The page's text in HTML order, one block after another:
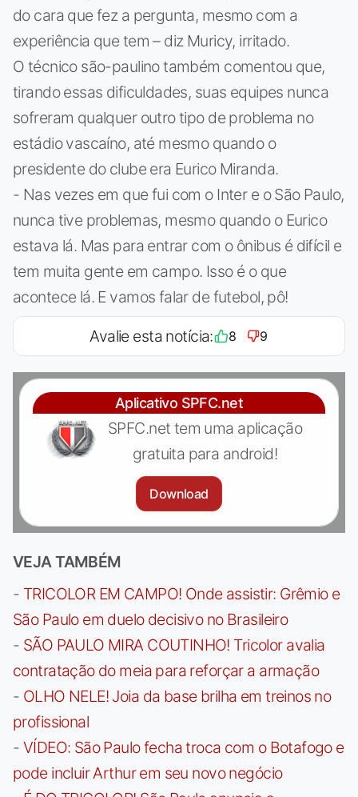
do cara que fez a pergunta, mesmo com a
experiência que tem – diz Muricy, irritado.
O técnico são-paulino também comentou que,
tirando essas dificuldades, suas equipes nunca
sofreram qualquer outro tipo de problema no
estádio vascaíno, até mesmo quando o
presidente do clube era Eurico Miranda.
- Nas vezes em que fui com o Inter e o São Paulo,
nunca tive problemas, mesmo quando o Eurico
estava lá. Mas para entrar com o ônibus é difícil e
tem muita gente em campo. Isso é o que
acontece lá. E vamos falar de futebol, pô!
Avalie esta notícia: 8 9
Aplicativo SPFC.net
SPFC.net tem uma aplicação
gratuita para android!
Download
VEJA TAMBÉM
- TRICOLOR EM CAMPO! Onde assistir: Grêmio e
São Paulo em duelo decisivo no Brasileiro
- SÃO PAULO MIRA COUTINHO! Tricolor avalia
contratação do meia para reforçar a armação
- OLHO NELE! Joia da base brilha em treinos no
profissional
- VÍDEO: São Paulo fecha troca com o Botafogo e
pode incluir Arthur em seu novo negócio